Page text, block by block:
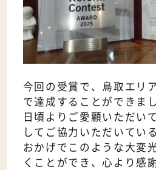
今回の受賞で、鳥取エリ
で達成することができま
日頃よりご愛顧いただい
してご協力いただいてい
おかげでこのような大変
くことができ、心より感